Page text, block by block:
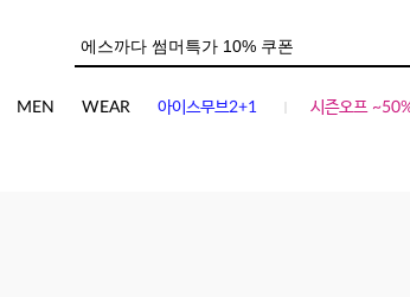
MEN WEAR 아이스무브2+1 시즌오프